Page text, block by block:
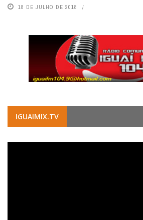
18 DE JULHO DE 2018
IGUAIMIX.TV